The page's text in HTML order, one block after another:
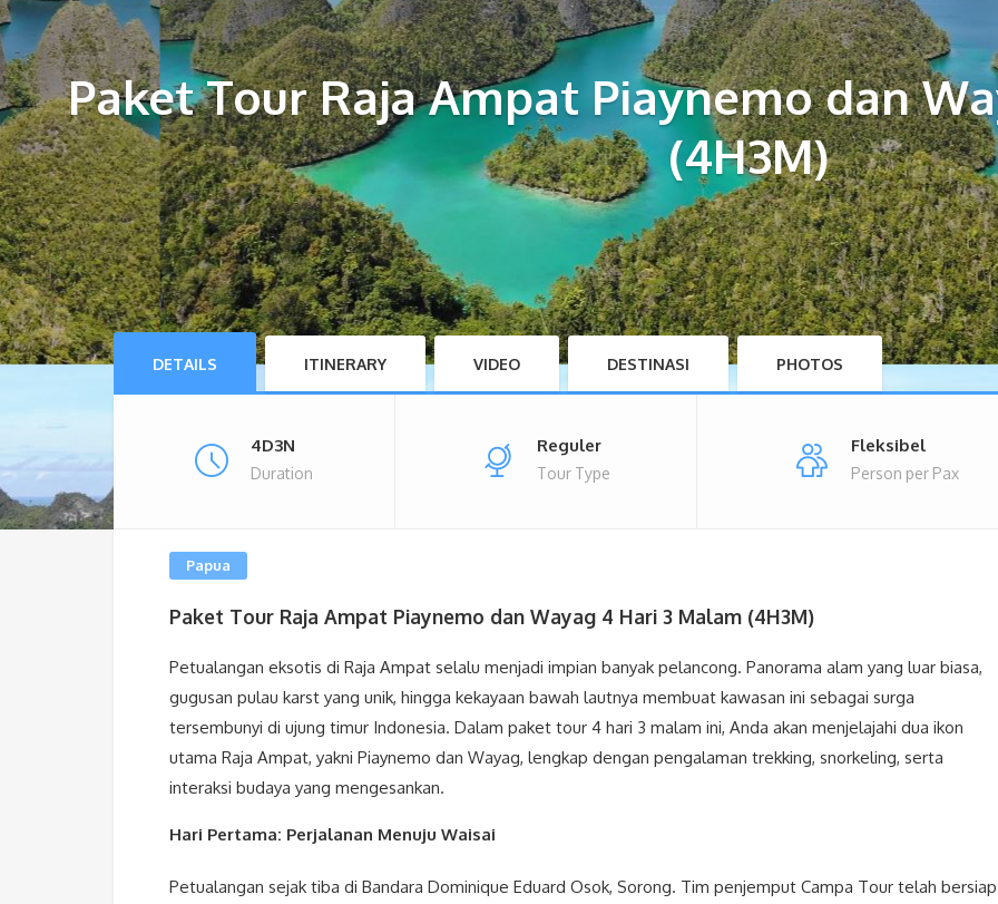
Paket Tour Raja Ampat Piaynemo dan
(4H3M)
DETAILS ITINERARY VIDEO DESTINASI PHOTOS
4D3N
Duration
Reguler
Tour Type
Fleksibel
Person per Pax
Papua
Paket Tour Raja Ampat Piaynemo dan Wayag 4 Hari 3 Malam (4H3M)
Petualangan eksotis di Raja Ampat selalu menjadi impian banyak pelancong. Panorama alam yang luar biasa,
gugusan pulau karst yang unik, hingga kekayaan bawah lautnya membuat kawasan ini sebagai surga
tersembunyi di ujung timur Indonesia. Dalam paket tour 4 hari 3 malam ini, Anda akan menjelajahi dua ikon
utama Raja Ampat, yakni Piaynemo dan Wayag, lengkap dengan pengalaman trekking, snorkeling, serta
interaksi budaya yang mengesankan.
Hari Pertama: Perjalanan Menuju Waisai
Petualangan sejak tiba di Bandara Dominique Eduard Osok, Sorong. Tim penjemput Campa Tour telah bersiap